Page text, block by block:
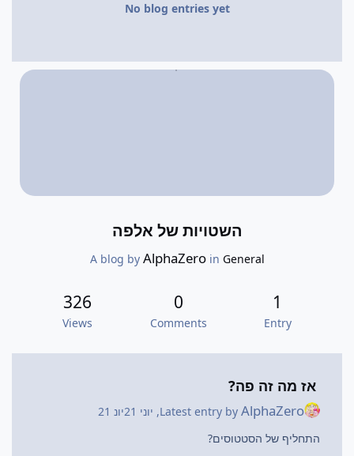
No blog entries yet
השטויות של אלפה
A blog by AlphaZeroin General
1
Entry
0
Comments
326
Views
אז מה זה פה?
Latest entry byAlphaZero
, יוני 21
יונ 21
התחליף של הסטטוסים?